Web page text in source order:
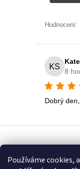
Používáme cookies,